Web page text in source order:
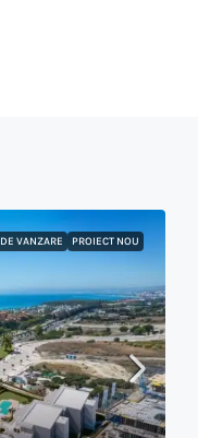
DE VANZARE PROIECT NOU